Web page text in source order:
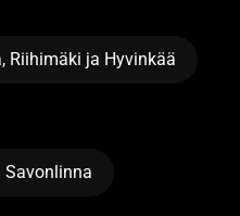
Riihimäki ja Hyvinkää
Savonlinna